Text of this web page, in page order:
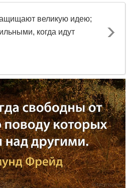
великую идею;
когда идут